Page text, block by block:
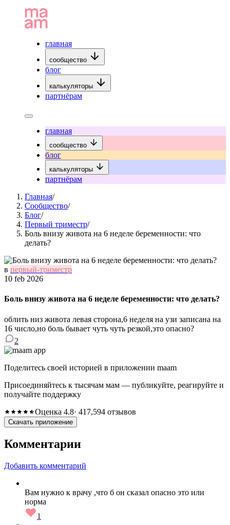
главная
сообщество
блог
калькуляторы
партнёрам
главная
сообщество
блог
калькуляторы
партнёрам
Главная/
Сообщество/
Блог/
Первый триместр/
Боль внизу живота на 6 неделе беременности: что
делать?
в первый-триместр
10 feb 2026
Боль внизу живота на 6 неделе беременности: что делать?
облить низ живота левая сторона,6 неделя на узи записана на
16 число,но боль бывает чуть чуть резкой,это опасно?
2
Поделитесь своей историей в приложении maam
Присоединяйтесь к тысячам мам — публикуйте, реагируйте и
получайте поддержку
Оценка 4.8· 417,594 отзывов
Скачать приложение
Комментарии
Добавить комментарий
Вам нужно к врачу ,что б он сказал опасно это или
норма
1